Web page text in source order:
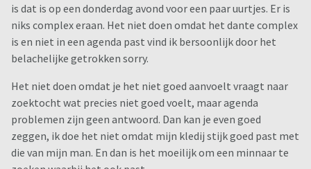
is dat is op een donderdag avond voor een paar uurtjes. Er is
niks complex eraan. Het niet doen omdat het dante complex
is en niet in een agenda past vind ik bersoonlijk door het
belachelijke getrokken sorry.
Het niet doen omdat je het niet goed aanvoelt vraagt naar
zoektocht wat precies niet goed voelt, maar agenda
problemen zijn geen antwoord. Dan kan je even goed
zeggen, ik doe het niet omdat mijn kledij stijk goed past met
die van mijn man. En dan is het moeilijk om een minnaar te